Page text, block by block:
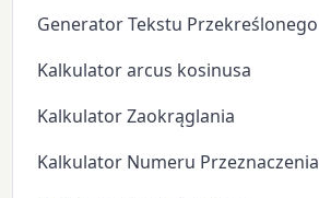
Generator Tekstu Przekreślonego
Kalkulator arcus kosinusa
Kalkulator Zaokrąglania
Kalkulator Numeru Przeznaczenia